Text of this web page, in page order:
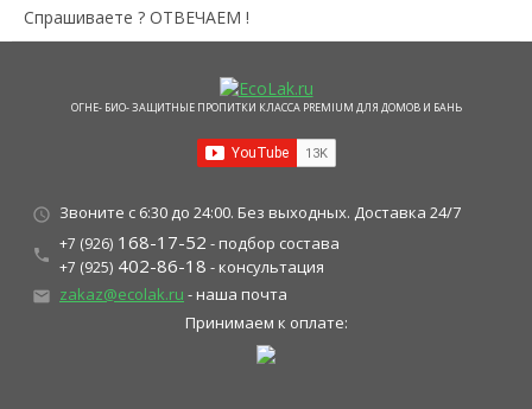
Спрашиваете ? ОТВЕЧАЕМ !
ОГНЕ- БИО- ЗАЩИТНЫЕ ПРОПИТКИ КЛАССА PREMIUM ДЛЯ ДОМОВ И БАНЬ
schedule Звоните с 6:30 до 24:00. Без выходных. Доставка 24/7
local_phone
+7 (926) 168-17-52 - подбор состава
+7 (925) 402-86-18 - консультация
local_post_office zakaz@ecolak.ru - наша почта
Принимаем к оплате: